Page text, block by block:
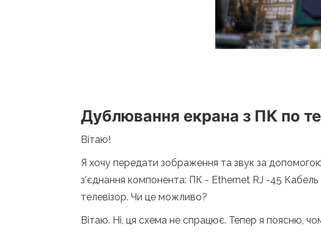
Дублювання екрана з ПК по
Вітаю!
Я хочу передати зображення та звук за
з'єднання компонента: ПК - Ethernet RJ -45
телевізор. Чи це можливо?
Вітаю. Ні, ця схема не спрацює. Тепер я поясню,